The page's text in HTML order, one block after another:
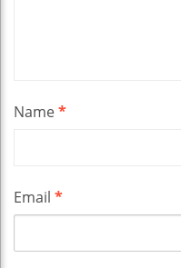
Name*
Email *